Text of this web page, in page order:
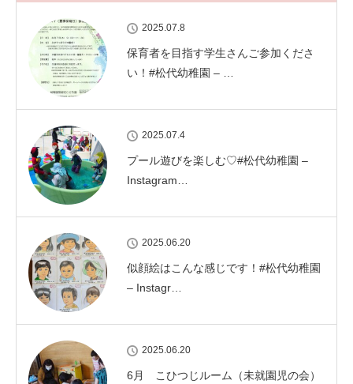
2025.07.8
保育者を目指す学生さんご参加くださ
い！#松代幼稚園 – …
2025.07.4
プール遊びを楽しむ♡#松代幼稚園 –
Instagram…
2025.06.20
似顔絵はこんな感じです！#松代幼稚園
– Instagr…
2025.06.20
6月 こひつじルーム（未就園児の会）